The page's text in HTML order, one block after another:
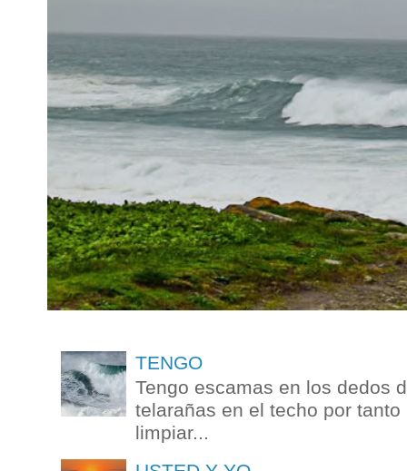
TENGO
Tengo escamas en los dedos
telarañas en el techo por
limpiar...